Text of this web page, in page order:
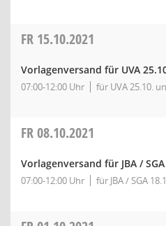
FR 15.10.2021
Vorlagenversand für UVA
07:00-12:00 Uhr für UVA 25.10.
FR08.10.2021
Vorlagenversand für JBA /
07:00-12:00 Uhr für JBA / SGA